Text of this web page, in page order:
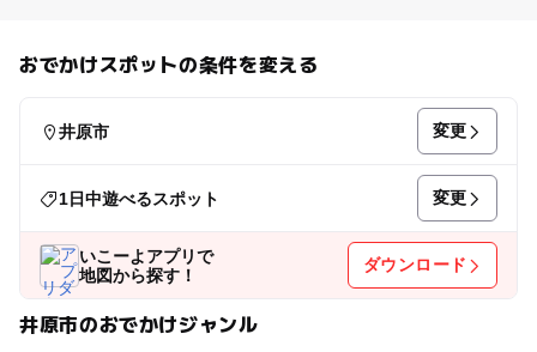
おでかけスポットの条件を変える
井原市 変更
1日中遊べるスポット 変更
いこーよアプリで
地図から探す！
ダウンロード
井原市のおでかけジャンル